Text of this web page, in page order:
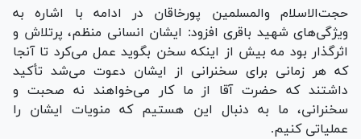
حجت‌الاسلام والمسلمین پورخاقان در ادامه با اشاره به
ویژگی‌های شهید باقری افزود: ایشان انسانی منظم، پرتلاش و
اثرگذار بود مه بیش از اینکه سخن بگوید عمل می‌کرد تا آنجا
که هر زمانی برای سخنرانی از ایشان دعوت می‌شد تأکید
داشتند که حضرت آقا از ما کار می‌خواهند نه صحبت و
سخنرانی، ما به دنبال این هستیم که منویات ایشان را
عملیاتی کنیم.